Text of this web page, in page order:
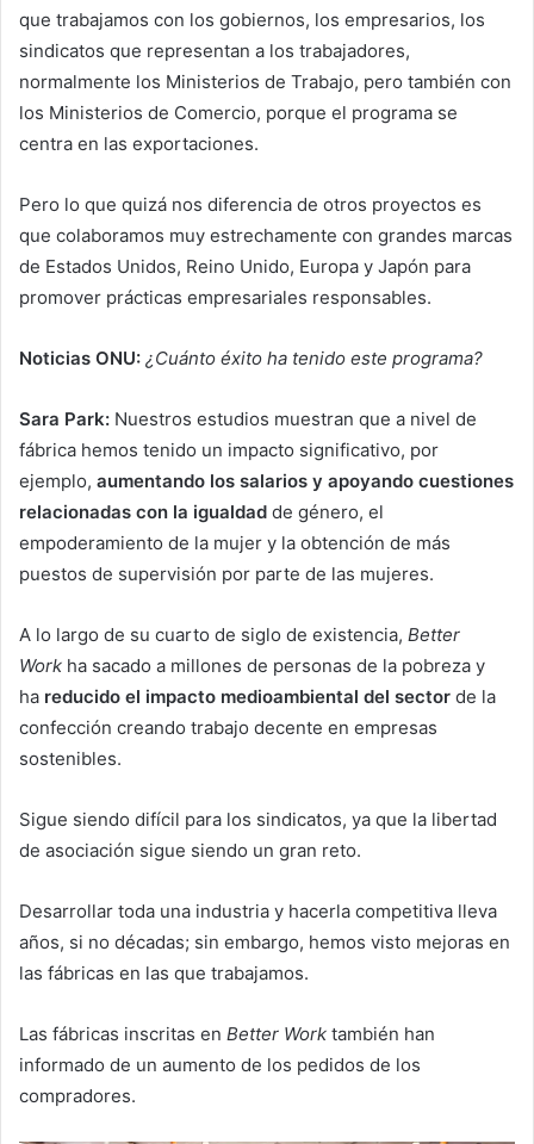
que trabajamos con los gobiernos, los empresarios, los
sindicatos que representan a los trabajadores,
normalmente los Ministerios de Trabajo, pero también con
los Ministerios de Comercio, porque el programa se
centra en las exportaciones.
Pero lo que quizá nos diferencia de otros proyectos es
que colaboramos muy estrechamente con grandes marcas
de Estados Unidos, Reino Unido, Europa y Japón para
promover prácticas empresariales responsables.
Noticias ONU: ¿Cuánto éxito ha tenido este programa?
Sara Park: Nuestros estudios muestran que a nivel de
fábrica hemos tenido un impacto significativo, por
ejemplo, aumentando los salarios y apoyando cuestiones
relacionadas con la igualdad de género, el
empoderamiento de la mujer y la obtención de más
puestos de supervisión por parte de las mujeres.
A lo largo de su cuarto de siglo de existencia, Better
Work ha sacado a millones de personas de la pobreza y
ha reducido el impacto medioambiental del sector de la
confección creando trabajo decente en empresas
sostenibles.
Sigue siendo difícil para los sindicatos, ya que la libertad
de asociación sigue siendo un gran reto.
Desarrollar toda una industria y hacerla competitiva lleva
años, si no décadas; sin embargo, hemos visto mejoras en
las fábricas en las que trabajamos.
Las fábricas inscritas en Better Work también han
informado de un aumento de los pedidos de los
compradores.